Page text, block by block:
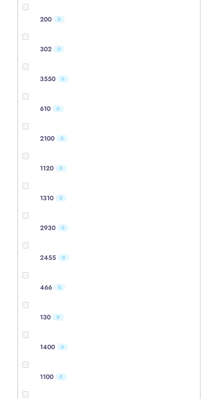
200 0
302 0
3550 0
610 0
2100 0
1120 0
1310 0
2930 0
2455 0
466 0
130 0
1400 0
1100 0